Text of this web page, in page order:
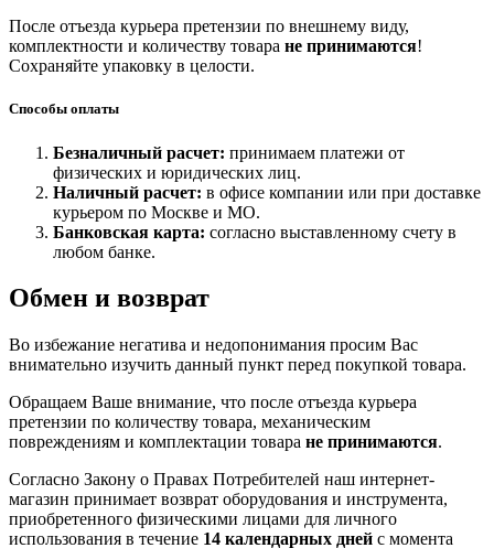
После отъезда курьера претензии по внешнему виду,
комплектности и количеству товара не принимаются!
Сохраняйте упаковку в целости.
Способы оплаты
Безналичный расчет: принимаем платежи от
физических и юридических лиц.
Наличный расчет: в офисе компании или при доставке
курьером по Москве и МО.
Банковская карта: согласно выставленному счету в
любом банке.
Обмен и возврат
Во избежание негатива и недопонимания просим Вас
внимательно изучить данный пункт перед покупкой товара.
Обращаем Ваше внимание, что после отъезда курьера
претензии по количеству товара, механическим
повреждениям и комплектации товара не принимаются.
Согласно Закону о Правах Потребителей наш интернет-
магазин принимает возврат оборудования и инструмента,
приобретенного физическими лицами для личного
использования в течение 14 календарных дней с момента